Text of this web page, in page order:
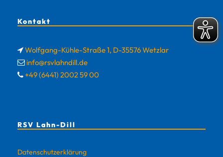
Kontakt
Wolfgang-Kühle-Straße 1, D-35576 Wetzlar
info@rsvlahndill.de
+49 (6441) 2002 59 00
RSV Lahn-Dill
Datenschutzerklärung